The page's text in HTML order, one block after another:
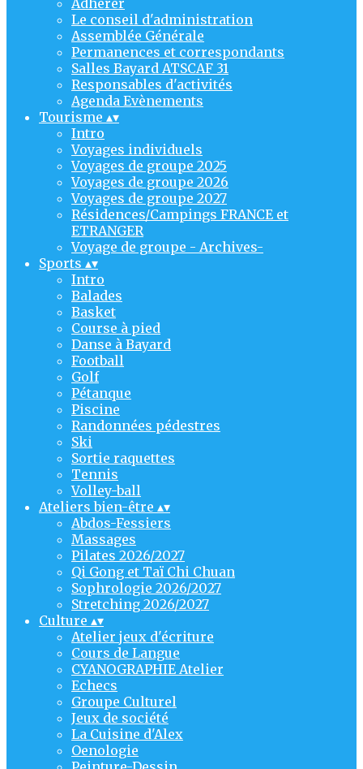
Adhérer
Le conseil d'administration
Assemblée Générale
Permanences et correspondants
Salles Bayard ATSCAF 31
Responsables d'activités
Agenda Evènements
Tourisme ▴▾
Intro
Voyages individuels
Voyages de groupe 2025
Voyages de groupe 2026
Voyages de groupe 2027
Résidences/Campings FRANCE et
ETRANGER
Voyage de groupe - Archives-
Sports ▴▾
Intro
Balades
Basket
Course à pied
Danse à Bayard
Football
Golf
Pétanque
Piscine
Randonnées pédestres
Ski
Sortie raquettes
Tennis
Volley-ball
Ateliers bien-être ▴▾
Abdos-Fessiers
Massages
Pilates 2026/2027
Qi Gong et Taï Chi Chuan
Sophrologie 2026/2027
Stretching 2026/2027
Culture ▴▾
Atelier jeux d'écriture
Cours de Langue
CYANOGRAPHIE Atelier
Echecs
Groupe Culturel
Jeux de société
La Cuisine d'Alex
Oenologie